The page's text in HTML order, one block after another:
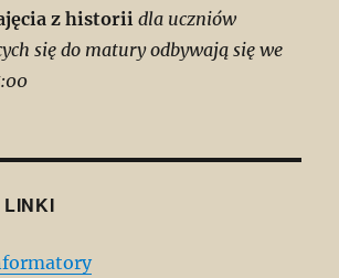
z historii dla uczniów
się do matury odbywają się we
LINKI